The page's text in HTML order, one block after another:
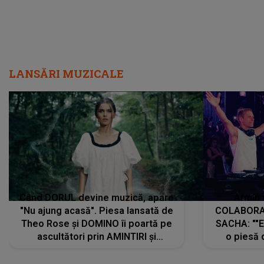
LANSĂRI MUZICALE
Când DORUL devine muzică, apare
"Nu ajung acasă". Piesa lansată de
Theo Rose și DOMINO îi poartă pe
ascultători prin AMINTIRI și
SACHA:
o piesă